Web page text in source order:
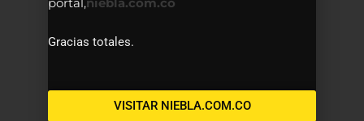
Gracias totales.
VISITAR NIEBLA.COM.CO